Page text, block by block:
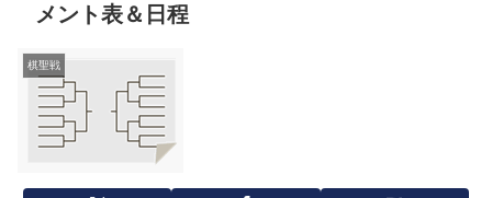
メント表＆日程
棋聖戦